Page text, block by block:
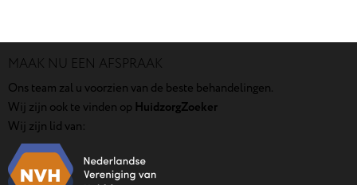
MAAK NU EEN AFSPRAAK
Ons team zal u voorzien van de beste behandelingen.
Wij zijn ook te vinden op HuidzorgZoeker
Wij zijn lid van: